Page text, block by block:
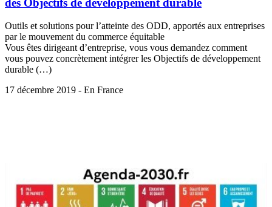
Outils et solutions pour l’atteinte des ODD, apportés aux entreprises
par le mouvement du commerce équitable
Vous êtes dirigeant d’entreprise, vous vous demandez comment
vous pouvez concrètement intégrer les Objectifs de développement
durable (…)
17 décembre 2019 - En France